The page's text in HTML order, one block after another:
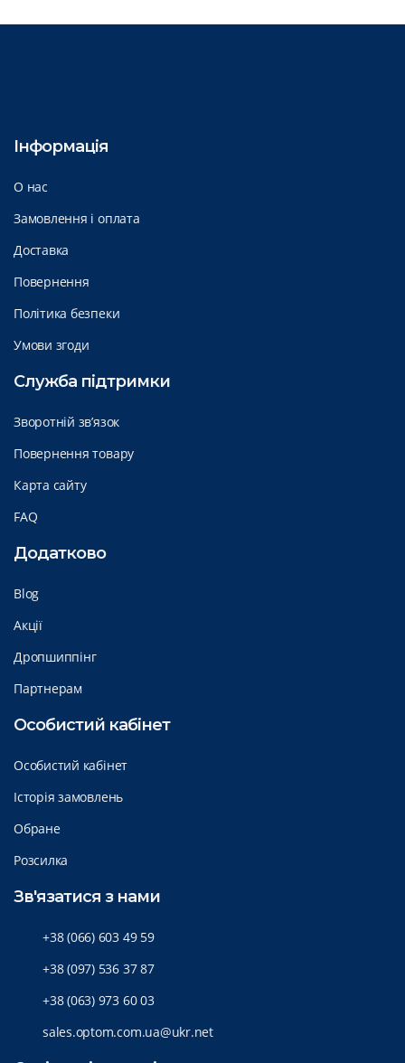
Інформація
О нас
Замовлення і оплата
Доставка
Повернення
Політика безпеки
Умови згоди
Служба підтримки
Зворотній зв’язок
Повернення товару
Карта сайту
FAQ
Додатково
Blog
Акції
Дропшиппінг
Партнерам
Особистий кабінет
Особистий кабінет
Історія замовлень
Обране
Розсилка
Зв'язатися з нами
+38 (066) 603 49 59
+38 (097) 536 37 87
+38 (063) 973 60 03
sales.optom.com.ua@ukr.net